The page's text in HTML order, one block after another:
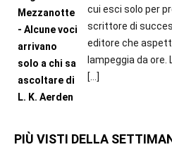
cui esci solo per
scrittore di
editore che
lampeggia da ore.
[…]
PIÙ VISTI DELLA